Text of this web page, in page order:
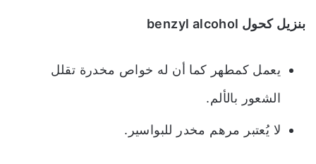
بنزيل كحول benzyl alcohol
يعمل كمطهر كما أن له خواص مخدرة تقلل
الشعور بالألم.
لا يُعتبر مرهم مخدر للبواسير.